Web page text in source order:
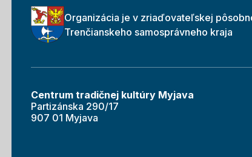
Organizácia je v zriaďovateľskej
Trenčianskeho samosprávneho kraja
Centrum tradičnej kultúry Myjava
Partizánska 290/17
907 01 Myjava